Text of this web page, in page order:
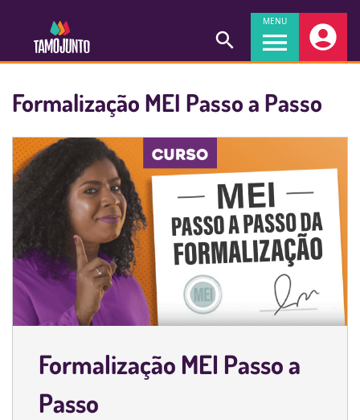
MENU
Formalização MEI Passo a Passo
Formalização MEI Passo a
Passo